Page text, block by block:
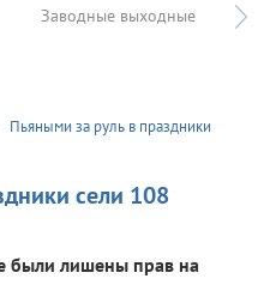
Заводные выходные
Пьяными за руль в праздники
сели 108
были лишены прав на